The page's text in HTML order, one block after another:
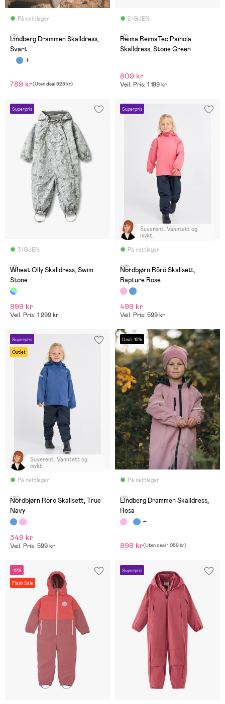
På nettlager
(2)
Lindberg Drammen Skalldress,
Svart
789 kr(Uten deal929 kr)
2 IGJEN
(0)
Reima ReimaTec Paihola
Skalldress, Stone Green
809 kr
Veil. Pris: 1 199 kr
Superpris
3 IGJEN
(0)
Wheat Olly Skalldress, Swim
Stone
999 kr
Veil. Pris: 1 299 kr
Superpris
På nettlager
Suverent. Vanntett og
mykt.
(12)
Nordbjørn Rörö Skallsett,
Rapture Rose
499 kr
Veil. Pris: 599 kr
Superpris
Outlet
På nettlager
Suverent. Vanntett og
mykt.
(12)
Nordbjørn Rörö Skallsett, True
Navy
349 kr
Veil. Pris: 599 kr
Deal -15%
På nettlager
(2)
Lindberg Drammen Skalldress,
Rosa
899 kr(Uten deal1 059 kr)
-12%
Flash Sale
Superpris